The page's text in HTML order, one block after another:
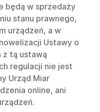
będą w sprzedaży
stanu prawnego,
urządzeń, a w
Ustawy o
z tą ustawą
regulacji nie jest
Urząd Miar
online, ani